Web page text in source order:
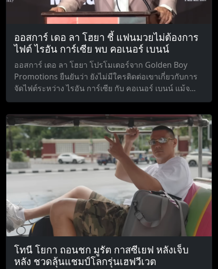
ออสการ์ เดอ ลา โฮยา ชี้ แฟนมวยไม่ต้องการ
ไฟต์ ไรอัน การ์เซีย พบ คอเนอร์ เบนน์
ออสการ์ เดอ ลา โฮยา โปรโมเตอร์จาก Golden Boy
Promotions ยืนยันว่า ยังไม่มีใครติดต่อเขาเกี่ยวกับการ
จัดไฟต์ระหว่าง ไรอัน การ์เซีย กับ คอเนอร์ เบนน์ แม้จ...
โทนี โยกา ถอนชก มูรัต กาสซีเยฟ หลังเจ็บ
หลัง ชวดลุ้นแชมป์โลกรุ่นเฮฟวีเวต